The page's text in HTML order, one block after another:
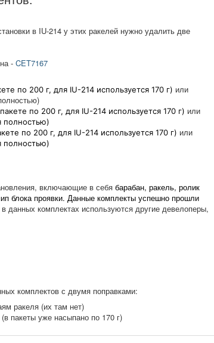
в IU-214 у этих ракелей нужно удалить две
- CET7167
по 200 г, для IU-214 используется 170 г) или
по 200 г, для IU-214 используется 170 г) или
полностью)
по 200 г, для IU-214 используется 170 г) или
полностью)
включающие в себя барабан, ракель, ролик
блока проявки. Данные комплекты успешно прошли
данных комплектах используются другие девелоперы,
комплектов с двумя поправками:
ракеля (их там нет)
пакеты уже насыпано по 170 г)